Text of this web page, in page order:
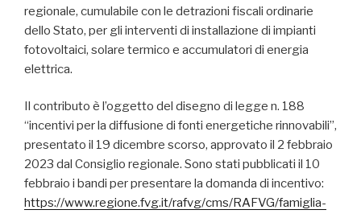
regionale, cumulabile con le detrazioni fiscali ordinarie
dello Stato, per gli interventi di installazione di impianti
fotovoltaici, solare termico e accumulatori di energia
elettrica.
Il contributo è l’oggetto del disegno di legge n. 188
“incentivi per la diffusione di fonti energetiche rinnovabili”,
presentato il 19 dicembre scorso, approvato il 2 febbraio
2023 dal Consiglio regionale. Sono stati pubblicati il 10
febbraio i bandi per presentare la domanda di incentivo:
https://www.regione.fvg.it/rafvg/cms/RAFVG/famiglia-